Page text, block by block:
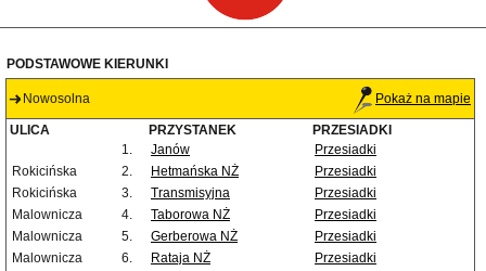
PODSTAWOWE KIERUNKI
Nowosolna Pokaż na mapie
ULICA PRZYSTANEK
PRZESIADKI
1.
Janów
Przesiadki
Rokicińska
2. Hetmańska NŻ
Przesiadki
Rokicińska
3. Transmisyjna
Przesiadki
Malownicza
4. Taborowa NŻ
Przesiadki
Malownicza
5. Gerberowa NŻ
Przesiadki
Malownicza
6. Rataja NŻ
Przesiadki